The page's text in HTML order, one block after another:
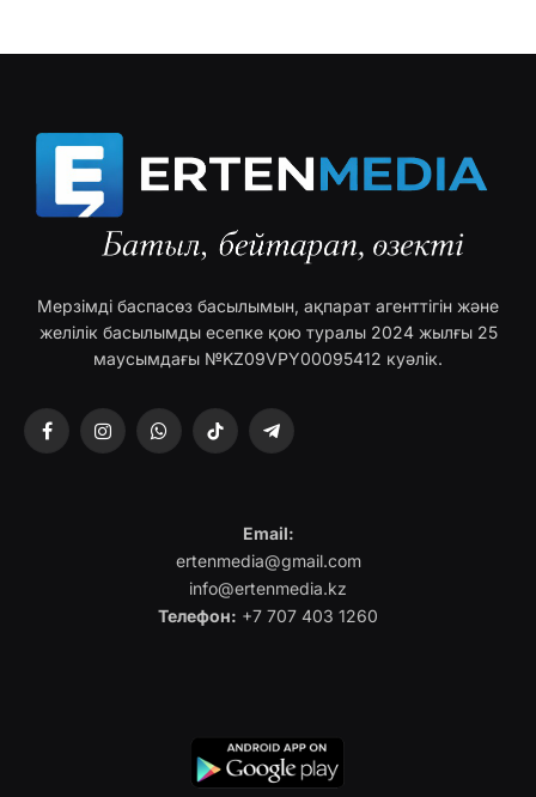
Мерзімді баспасөз басылымын, ақпарат агенттігін және
желілік басылымды есепке қою туралы 2024 жылғы 25
маусымдағы №KZ09VPY00095412 куәлік.
FacebookInstagramWhatsAppTikTok Telegram
Email:
ertenmedia@gmail.com
info@ertenmedia.kz
Телефон: +7 707 403 1260